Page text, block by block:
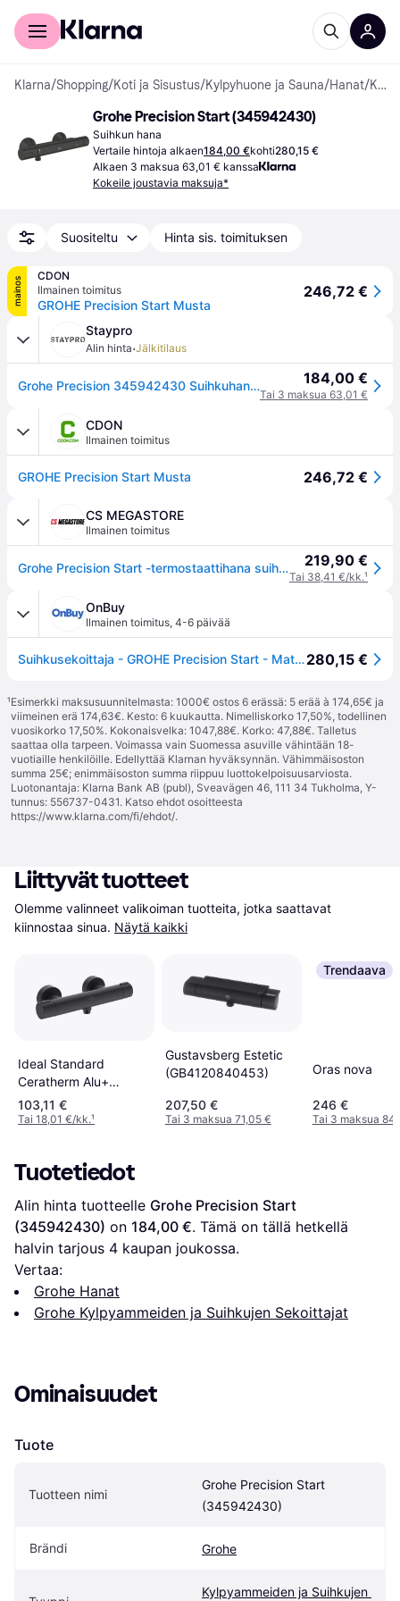
Kuluttajille
Klarna/Shopping/Koti ja Sisustus/Kylpyhuone ja Sauna/Hanat/ Kylpyammeiden ja Suihkujen Sekoittajat
Grohe Precision Start (345942430)
Suihkun hana
Vertaile hintoja alkaen184,00 €kohti280,15 €
Alkaen 3 maksua 63,01 € kanssa
Kokeile joustavia maksuja*
Suositeltu Hinta sis. toimituksen
mainos
CDON
Ilmainen toimitus
GROHE Precision Start Musta
246,72 €
Staypro
Alin hinta·Jälkitilaus
Grohe Precision 345942430 Suihkuhana 150 c/c, Kylpyhuone 184,00 €
Tai 3 maksua 63,01 €
CDON
Ilmainen toimitus
GROHE Precision Start Musta 246,72 €
CS MEGASTORE
Ilmainen toimitus
Grohe Precision Start -termostaattihana suihkuun - Mattamusta 219,90 €
Tai 38,41 €/kk.¹
OnBuy
Ilmainen toimitus, 4-6 päivää
Suihkusekoittaja - GROHE Precision Start - Mattamusta - Vesitalous280,15 €
¹Esimerkki maksusuunnitelmasta: 1000€ ostos 6 erässä: 5 erää à 174,65€ ja
viimeinen erä 174,63€. Kesto: 6 kuukautta. Nimelliskorko 17,50%, todellinen
vuosikorko 17,50%. Kokonaisvelka: 1047,88€. Korko: 47,88€. Talletus
saattaa olla tarpeen. Voimassa vain Suomessa asuville vähintään 18-
vuotiaille henkilöille. Edellyttää Klarnan hyväksynnän. Vähimmäisoston
summa 25€; enimmäisoston summa riippuu luottokelpoisuusarviosta.
Luotonantaja: Klarna Bank AB (publ), Sveavägen 46, 111 34 Tukholma, Y-
tunnus: 556737-0431. Katso ehdot osoitteesta
https://www.klarna.com/fi/ehdot/.
Liittyvät tuotteet
Olemme valinneet valikoiman tuotteita, jotka saattavat
kiinnostaa sinua. Näytä kaikki
Ideal Standard
Ceratherm Alu+
(BD582XG)
103,11 €
Tai 18,01 €/kk.¹
Gustavsberg Estetic
(GB4120840453)
207,50 €
Tai 3 maksua 71,05 €
Trendaava
Oras nova
246 €
Tai 3 maksua
Tuotetiedot
Alin hinta tuotteelle Grohe Precision Start
(345942430) on 184,00 €. Tämä on tällä hetkellä
halvin tarjous 4 kaupan joukossa.
Vertaa:
Grohe Hanat
Grohe Kylpyammeiden ja Suihkujen Sekoittajat
Ominaisuudet
Tuote
Tuotteen nimi
Grohe Precision Start
(345942430)
Brändi Grohe
Kylpyammeiden ja Suihkujen